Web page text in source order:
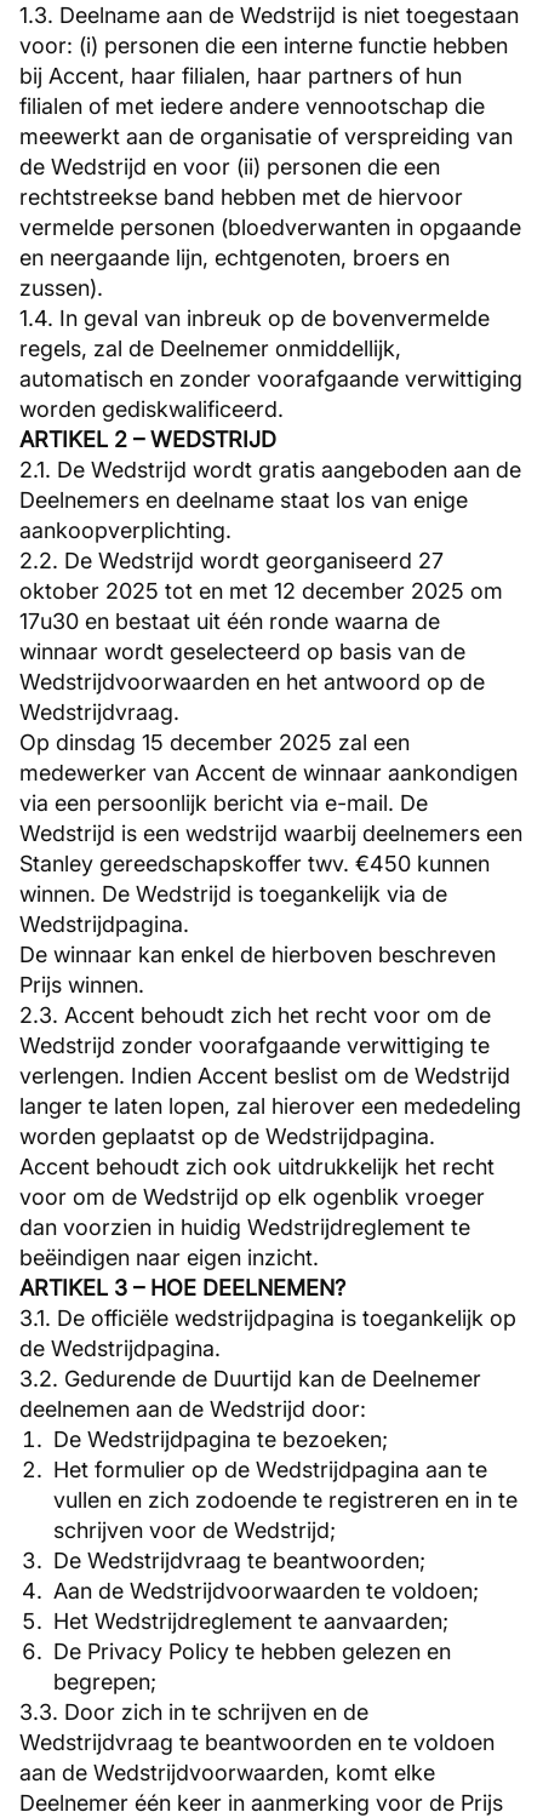
1.3. Deelname aan de Wedstrijd is niet toegestaan
voor: (i) personen die een interne functie hebben
bij Accent, haar filialen, haar partners of hun
filialen of met iedere andere vennootschap die
meewerkt aan de organisatie of verspreiding van
de Wedstrijd en voor (ii) personen die een
rechtstreekse band hebben met de hiervoor
vermelde personen (bloedverwanten in opgaande
en neergaande lijn, echtgenoten, broers en
zussen).
1.4. In geval van inbreuk op de bovenvermelde
regels, zal de Deelnemer onmiddellijk,
automatisch en zonder voorafgaande verwittiging
worden gediskwalificeerd.
ARTIKEL 2 – WEDSTRIJD
2.1. De Wedstrijd wordt gratis aangeboden aan de
Deelnemers en deelname staat los van enige
aankoopverplichting.
2.2. De Wedstrijd wordt georganiseerd 27
oktober 2025 tot en met 12 december 2025 om
17u30 en bestaat uit één ronde waarna de
winnaar wordt geselecteerd op basis van de
Wedstrijdvoorwaarden en het antwoord op de
Wedstrijdvraag.
Op dinsdag 15 december 2025 zal een
medewerker van Accent de winnaar aankondigen
via een persoonlijk bericht via e-mail. De
Wedstrijd is een wedstrijd waarbij deelnemers een
Stanley gereedschapskoffer twv. €450 kunnen
winnen. De Wedstrijd is toegankelijk via de
Wedstrijdpagina.
De winnaar kan enkel de hierboven beschreven
Prijs winnen.
2.3. Accent behoudt zich het recht voor om de
Wedstrijd zonder voorafgaande verwittiging te
verlengen. Indien Accent beslist om de Wedstrijd
langer te laten lopen, zal hierover een mededeling
worden geplaatst op de Wedstrijdpagina.
Accent behoudt zich ook uitdrukkelijk het recht
voor om de Wedstrijd op elk ogenblik vroeger
dan voorzien in huidig Wedstrijdreglement te
beëindigen naar eigen inzicht.
ARTIKEL 3 – HOE DEELNEMEN?
3.1. De officiële wedstrijdpagina is toegankelijk op
de Wedstrijdpagina.
3.2. Gedurende de Duurtijd kan de Deelnemer
deelnemen aan de Wedstrijd door:
De Wedstrijdpagina te bezoeken;
Het formulier op de Wedstrijdpagina aan te
vullen en zich zodoende te registreren en in te
schrijven voor de Wedstrijd;
De Wedstrijdvraag te beantwoorden;
Aan de Wedstrijdvoorwaarden te voldoen;
Het Wedstrijdreglement te aanvaarden;
De Privacy Policy te hebben gelezen en
begrepen;
3.3. Door zich in te schrijven en de
Wedstrijdvraag te beantwoorden en te voldoen
aan de Wedstrijdvoorwaarden, komt elke
Deelnemer één keer in aanmerking voor de Prijs